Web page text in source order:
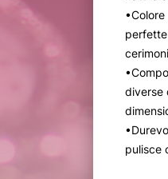
diverse
pulisce